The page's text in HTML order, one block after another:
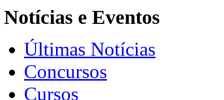
Notícias e Eventos
Últimas Notícias
Concursos
Cursos